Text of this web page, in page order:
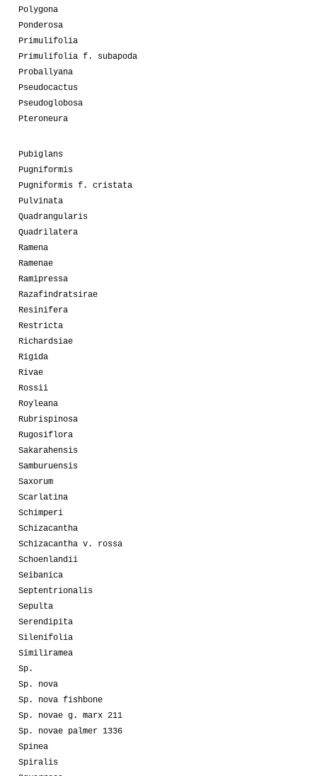
Polygona
Ponderosa
Primulifolia
Primulifolia f. subapoda
Proballyana
Pseudocactus
Pseudoglobosa
Pteroneura
Pubiglans
Pugniformis
Pugniformis f. cristata
Pulvinata
Quadrangularis
Quadrilatera
Ramena
Ramenae
Ramipressa
Razafindratsirae
Resinifera
Restricta
Richardsiae
Rigida
Rivae
Rossii
Royleana
Rubrispinosa
Rugosiflora
Sakarahensis
Samburuensis
Saxorum
Scarlatina
Schimperi
Schizacantha
Schizacantha v. rossa
Schoenlandii
Seibanica
Septentrionalis
Sepulta
Serendipita
Silenifolia
Similiramea
Sp.
Sp. nova
Sp. nova fishbone
Sp. novae g. marx 211
Sp. novae palmer 1336
Spinea
Spiralis